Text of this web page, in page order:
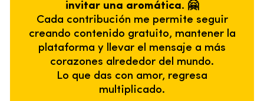
invitar una aromática. 🤗
Cada contribución me permite seguir
creando contenido gratuito, mantener la
plataforma y llevar el mensaje a más
corazones alrededor del mundo.
Lo que das con amor, regresa
multiplicado.